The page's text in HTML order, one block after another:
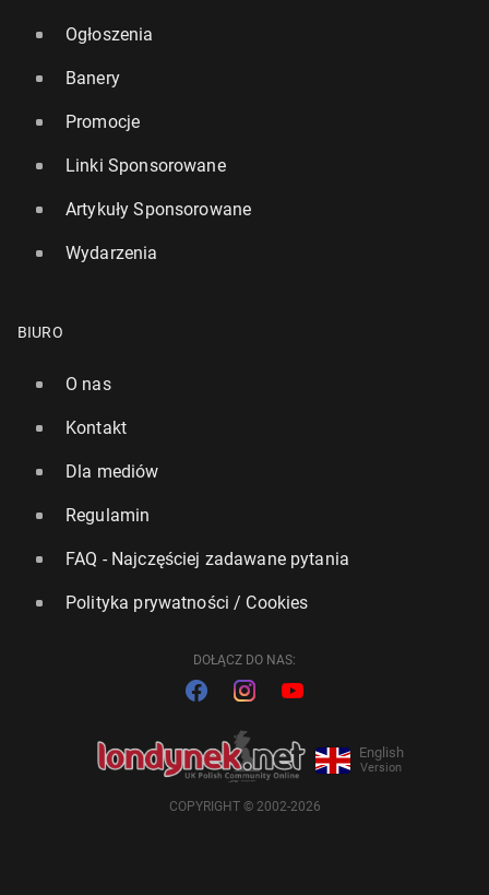
Ogłoszenia
Banery
Promocje
Linki Sponsorowane
Artykuły Sponsorowane
Wydarzenia
BIURO
O nas
Kontakt
Dla mediów
Regulamin
FAQ - Najczęściej zadawane pytania
Polityka prywatności / Cookies
DOŁĄCZ DO NAS:
English
Version
COPYRIGHT © 2002-2026